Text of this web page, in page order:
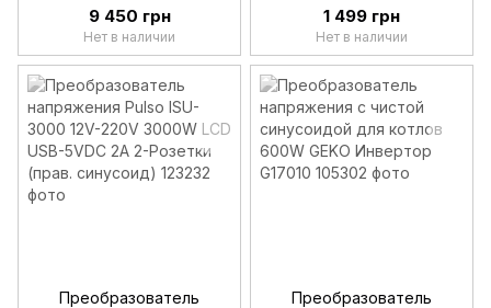
1USB 2-Розетки (прав.
синусоид)
9 450 грн
Нет в наличии
DC 2A 1-Розетка (мод.
синусоид)
1 499 грн
Нет в наличии
Преобразователь
Преобразователь